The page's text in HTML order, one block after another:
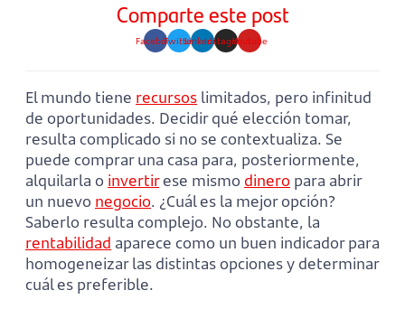
Comparte este post
FacebookTwitterLinkedinInstagramYoutube
El mundo tiene recursos limitados, pero infinitud
de oportunidades. Decidir qué elección tomar,
resulta complicado si no se contextualiza. Se
puede comprar una casa para, posteriormente,
alquilarla o invertirese mismo dinero para abrir
un nuevo negocio. ¿Cuál es la mejor opción?
Saberlo resulta complejo. No obstante, la
rentabilidad aparece como un buen indicador para
homogeneizar las distintas opciones y determinar
cuál es preferible.